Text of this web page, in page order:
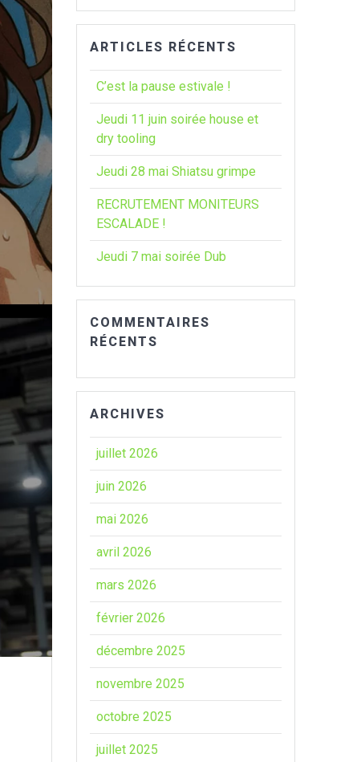
:
ARTICLES RÉCENTS
C’est la pause estivale !
Jeudi 11 juin soirée house et
dry tooling
Jeudi 28 mai Shiatsu grimpe
RECRUTEMENT MONITEURS
ESCALADE !
Jeudi 7 mai soirée Dub
COMMENTAIRES
RÉCENTS
ARCHIVES
juillet 2026
juin 2026
mai 2026
avril 2026
mars 2026
février 2026
décembre 2025
novembre 2025
octobre 2025
juillet 2025